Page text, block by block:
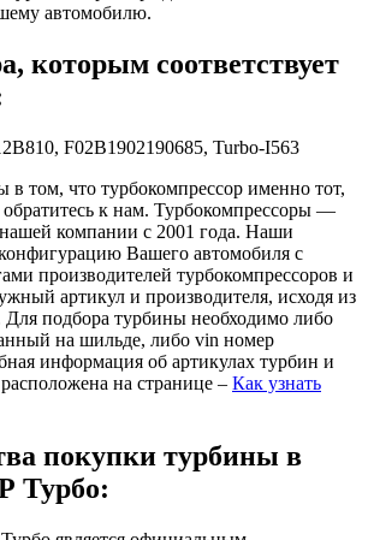
автомобилю.
которым соответствует
F02B1902190685, Turbo-I563
том, что турбокомпрессор именно тот,
обратитесь к нам. Турбокомпрессоры —
компании с 2001 года. Наши
Вашего автомобиля с
производителей турбокомпрессоров и
артикул и производителя, исходя из
подбора турбины необходимо либо
на шильде, либо vin номер
информация об артикулах турбин и
на странице – Как узнать
покупки турбины в
Турбо: